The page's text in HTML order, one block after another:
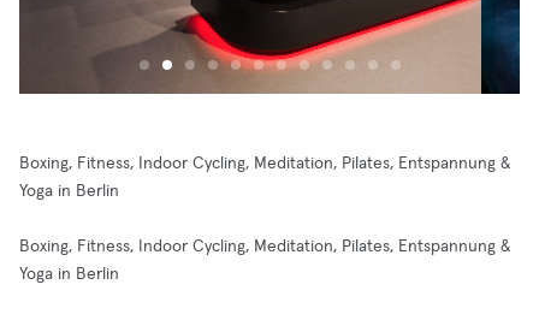
Boxing, Fitness, Indoor Cycling, Meditation, Pilates, Entspannung &
Yoga in Berlin
Boxing, Fitness, Indoor Cycling, Meditation, Pilates, Entspannung &
Yoga in Berlin